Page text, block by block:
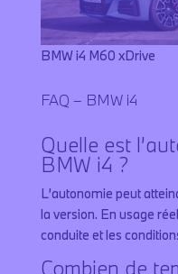
BMW i4 M60 xDrive
FAQ – BMW i4
Quelle est
BMW i4 ?
L’autonomie peut
la version. En usage
conduite et les
Combien de